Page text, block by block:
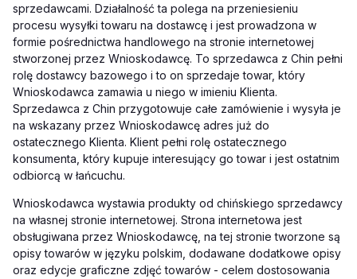
sprzedawcami. Działalność ta polega na przeniesieniu
procesu wysyłki towaru na dostawcę i jest prowadzona w
formie pośrednictwa handlowego na stronie internetowej
stworzonej przez Wnioskodawcę. To sprzedawca z Chin pełni
rolę dostawcy bazowego i to on sprzedaje towar, który
Wnioskodawca zamawia u niego w imieniu Klienta.
Sprzedawca z Chin przygotowuje całe zamówienie i wysyła je
na wskazany przez Wnioskodawcę adres już do
ostatecznego Klienta. Klient pełni rolę ostatecznego
konsumenta, który kupuje interesujący go towar i jest ostatnim
odbiorcą w łańcuchu.
Wnioskodawca wystawia produkty od chińskiego sprzedawcy
na własnej stronie internetowej. Strona internetowa jest
obsługiwana przez Wnioskodawcę, na tej stronie tworzone są
opisy towarów w języku polskim, dodawane dodatkowe opisy
oraz edycje graficzne zdjęć towarów - celem dostosowania